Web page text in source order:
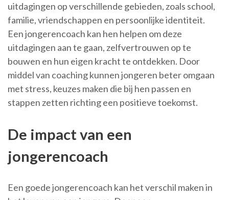
uitdagingen op verschillende gebieden, zoals school,
familie, vriendschappen en persoonlijke identiteit.
Een jongerencoach kan hen helpen om deze
uitdagingen aan te gaan, zelfvertrouwen op te
bouwen en hun eigen kracht te ontdekken. Door
middel van coaching kunnen jongeren beter omgaan
met stress, keuzes maken die bij hen passen en
stappen zetten richting een positieve toekomst.
De impact van een
jongerencoach
Een goede jongerencoach kan het verschil maken in